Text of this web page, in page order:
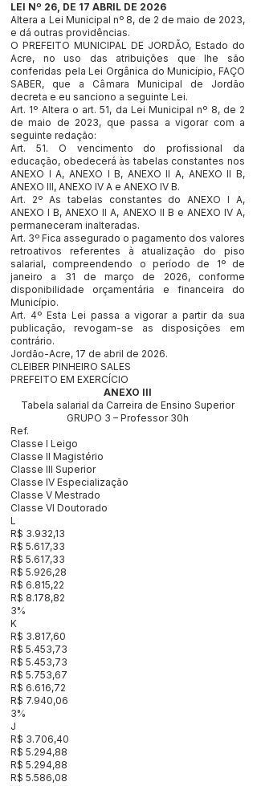
LEI Nº 26, DE 17 ABRIL DE 2026
Altera a Lei Municipal nº 8, de 2 de maio de 2023,
e dá outras providências.
O PREFEITO MUNICIPAL DE JORDÃO, Estado do
Acre, no uso das atribuições que lhe são
conferidas pela Lei Orgânica do Município, FAÇO
SABER, que a Câmara Municipal de Jordão
decreta e eu sanciono a seguinte Lei.
Art. 1º Altera o art. 51, da Lei Municipal nº 8, de 2
de maio de 2023, que passa a vigorar com a
seguinte redação:
Art. 51. O vencimento do profissional da
educação, obedecerá às tabelas constantes nos
ANEXO I A, ANEXO I B, ANEXO II A, ANEXO II B,
ANEXO III, ANEXO IV A e ANEXO IV B.
Art. 2º As tabelas constantes do ANEXO I A,
ANEXO I B, ANEXO II A, ANEXO II B e ANEXO IV A,
permaneceram inalteradas.
Art. 3º Fica assegurado o pagamento dos valores
retroativos referentes à atualização do piso
salarial, compreendendo o período de 1º de
janeiro a 31 de março de 2026, conforme
disponibilidade orçamentária e financeira do
Município.
Art. 4º Esta Lei passa a vigorar a partir da sua
publicação, revogam-se as disposições em
contrário.
Jordão-Acre, 17 de abril de 2026.
CLEIBER PINHEIRO SALES
PREFEITO EM EXERCÍCIO
ANEXO III
Tabela salarial da Carreira de Ensino Superior
GRUPO 3 – Professor 30h
Ref.
Classe I Leigo
Classe II Magistério
Classe III Superior
Classe IV Especialização
Classe V Mestrado
Classe VI Doutorado
L
R$ 3.932,13
R$ 5.617,33
R$ 5.617,33
R$ 5.926,28
R$ 6.815,22
R$ 8.178,82
3%
K
R$ 3.817,60
R$ 5.453,73
R$ 5.453,73
R$ 5.753,67
R$ 6.616,72
R$ 7.940,06
3%
J
R$ 3.706,40
R$ 5.294,88
R$ 5.294,88
R$ 5.586,08